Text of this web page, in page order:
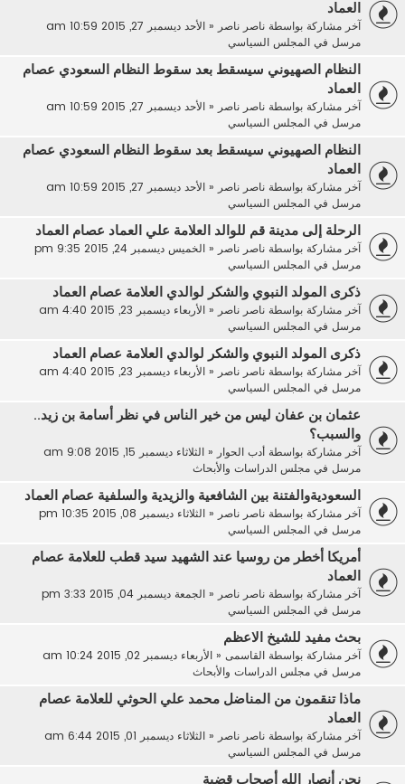
العماد
آخر مشاركة بواسطة ناصر ناصر« الأحد ديسمبر 27, 2015 10:59 am
مرسل في المجلس السياسي
النظام الصهيوني سيسقط بعد سقوط النظام السعودي عصام
العماد
آخر مشاركة بواسطة ناصر ناصر« الأحد ديسمبر 27, 2015 10:59 am
مرسل في المجلس السياسي
النظام الصهيوني سيسقط بعد سقوط النظام السعودي عصام
العماد
آخر مشاركة بواسطة ناصر ناصر« الأحد ديسمبر 27, 2015 10:59 am
مرسل في المجلس السياسي
الرحلة إلى مدينة قم للوالد العلامة علي العماد عصام العماد
آخر مشاركة بواسطة ناصر ناصر« الخميس ديسمبر 24, 2015 9:35 pm
مرسل في المجلس السياسي
ذكرى المولد النبوي والشكر لوالدي العلامة عصام العماد
آخر مشاركة بواسطة ناصر ناصر« الأربعاء ديسمبر 23, 2015 4:40 am
مرسل في المجلس السياسي
ذكرى المولد النبوي والشكر لوالدي العلامة عصام العماد
آخر مشاركة بواسطة ناصر ناصر« الأربعاء ديسمبر 23, 2015 4:40 am
مرسل في المجلس السياسي
عثمان بن عفان ليس من خير الناس في نظر أسامة بن زيد..
والسبب؟
آخر مشاركة بواسطة أدب الحوار« الثلاثاء ديسمبر 15, 2015 9:08 am
مرسل في مجلس الدراسات والأبحاث
السعوديةوالفتنة بين الشافعية والزيدية والسلفية عصام العماد
آخر مشاركة بواسطة ناصر ناصر« الثلاثاء ديسمبر 08, 2015 10:35 pm
مرسل في المجلس السياسي
أمريكا أخطر من روسيا عند الشهيد سيد قطب للعلامة عصام
العماد
آخر مشاركة بواسطة ناصر ناصر« الجمعة ديسمبر 04, 2015 3:33 pm
مرسل في المجلس السياسي
بحث مفيد للشيخ الاعظم
آخر مشاركة بواسطة القاسمى« الأربعاء ديسمبر 02, 2015 10:24 am
مرسل في مجلس الدراسات والأبحاث
ماذا تنقمون من المناضل محمد علي الحوثي للعلامة عصام
العماد
آخر مشاركة بواسطة ناصر ناصر« الثلاثاء ديسمبر 01, 2015 6:44 am
مرسل في المجلس السياسي
نحن أنصار الله أصحاب قضية